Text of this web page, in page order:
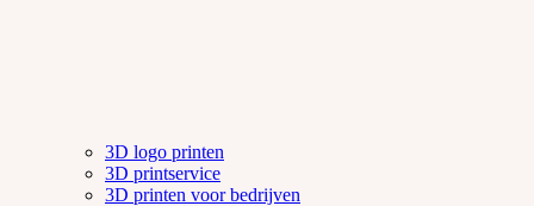
3D logo printen
3D printservice
3D printen voor bedrijven